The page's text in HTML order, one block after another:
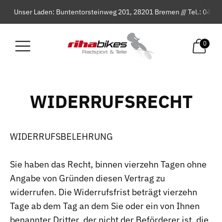
Unser Laden: Buntentorsteinweg 201, 28201 Bremen /// Tel.:
0
WIDERRUFSRECHT
WIDERRUFSBELEHRUNG
Sie haben das Recht, binnen vierzehn Tagen ohne
Angabe von Gründen diesen Vertrag zu
widerrufen. Die Widerrufsfrist beträgt vierzehn
Tage ab dem Tag an dem Sie oder ein von Ihnen
benannter Dritter, der nicht der Beförderer ist, die